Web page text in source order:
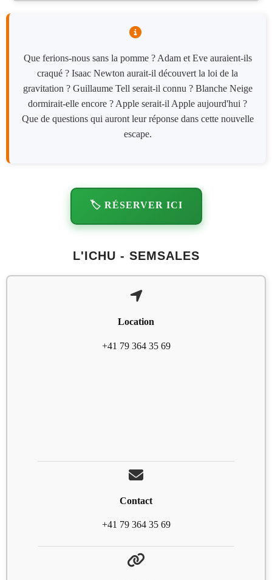
Que ferions-nous sans la pomme ? Adam et Eve auraient-ils
craqué ? Isaac Newton aurait-il découvert la loi de la
gravitation ? Guillaume Tell serait-il connu ? Blanche Neige
dormirait-elle encore ? Apple serait-il Apple aujourd'hui ?
Que de questions qui auront leur réponse dans cette nouvelle
escape.
🏷️ RÉSERVER ICI
L'ICHU - SEMSALES
Location
+41 79 364 35 69
Contact
+41 79 364 35 69